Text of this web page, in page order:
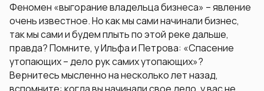
Феномен «выгорание владельца бизнеса» – явление
очень известное. Но как мы сами начинали бизнес,
так мы сами и будем плыть по этой реке дальше,
правда? Помните, у Ильфа и Петрова: «Спасение
утопающих – дело рук самих утопающих»?
Вернитесь мысленно на несколько лет назад,